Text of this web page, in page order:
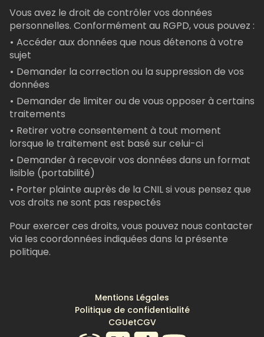
Vous avez le droit de contrôler vos données
personnelles. Conformément au RGPD, vous pouvez :
• Accéder aux données que nous détenons à votre
sujet
• Demander la correction ou la suppression de vos
données
• Demander de limiter ou de vous opposer à certains
traitements
• Retirer votre consentement à tout moment
lorsque le traitement est basé sur celui-ci
• Demander à recevoir vos données dans un format
lisible (portabilité)
• Porter plainte auprès de la CNIL si vous pensez que
vos droits ne sont pas respectés
Pour exercer ces droits, vous pouvez nous contacter
via les coordonnées indiquées dans la présente
politique.
Mentions Légales
Politique de confidentialité
CGUetCGV